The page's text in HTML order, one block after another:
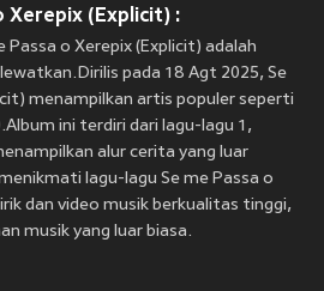
Xerepix (Explicit) :
Passa o Xerepix (Explicit) adalah
pada 18 Agt 2025, Se
menampilkan artis populer seperti
ini terdiri dari lagu-lagu 1,
alur cerita yang luar
lagu-lagu Se me Passa o
dan video musik berkualitas tinggi,
musik yang luar biasa.